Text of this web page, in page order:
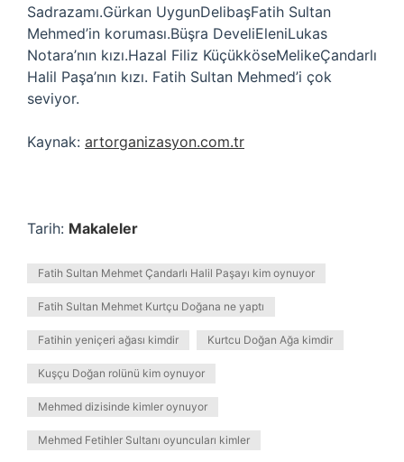
Sadrazamı.Gürkan UygunDelibaşFatih Sultan
Mehmed’in koruması.Büşra DeveliEleniLukas
Notara’nın kızı.Hazal Filiz KüçükköseMelikeÇandarlı
Halil Paşa’nın kızı. Fatih Sultan Mehmed’i çok
seviyor.
Kaynak: artorganizasyon.com.tr
Tarih: Makaleler
Fatih Sultan Mehmet Çandarlı Halil Paşayı kim oynuyor
Fatih Sultan Mehmet Kurtçu Doğana ne yaptı
Fatihin yeniçeri ağası kimdir Kurtcu Doğan Ağa kimdir
Kuşçu Doğan rolünü kim oynuyor
Mehmed dizisinde kimler oynuyor
Mehmed Fetihler Sultanı oyuncuları kimler